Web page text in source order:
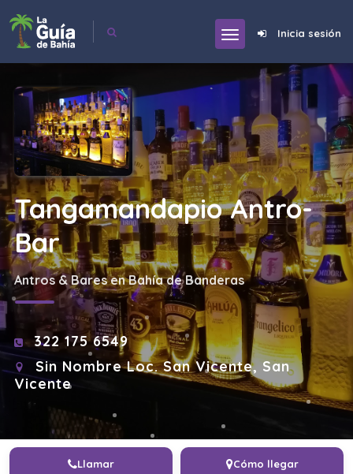
Inicia sesión
Tangamandapio Antro-
Bar
Antros & Bares en Bahía de Banderas
322 175 6549
Sin Nombre Loc. San Vicente, San
Vicente
Llamar Cómo llegar